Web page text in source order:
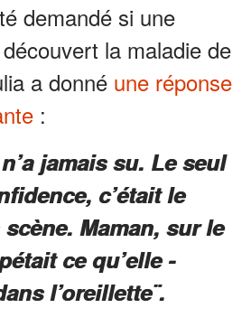
demandé si une
la maladie de
a donné une réponse
:
jamais su. Le seul
c’était le
Maman, sur le
ce qu’elle
l’oreillette¨.